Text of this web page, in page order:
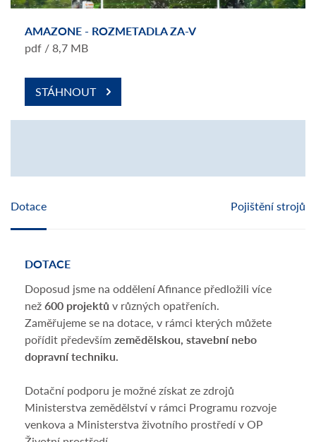
AMAZONE - ROZMETADLA ZA-V
pdf / 8,7 MB
STÁHNOUT
Dotace Pojištění strojů
DOTACE
Doposud jsme na oddělení Afinance předložili více
než600 projektů v různých opatřeních.
Zaměřujeme se na dotace, v rámci kterých můžete
pořídit především zemědělskou, stavební nebo
dopravní techniku.
Dotační podporu je možné získat ze zdrojů
Ministerstva zemědělství v rámci Programu rozvoje
venkova a Ministerstva životního prostředí v OP